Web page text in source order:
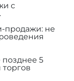
с
продажи: не
позднее 5